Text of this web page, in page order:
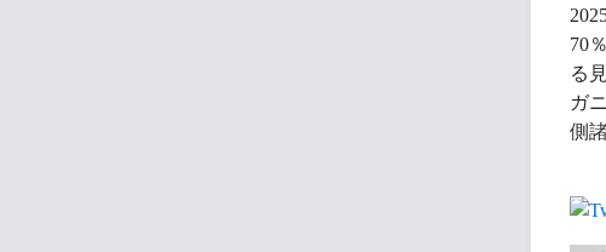
70
る
ガ
側